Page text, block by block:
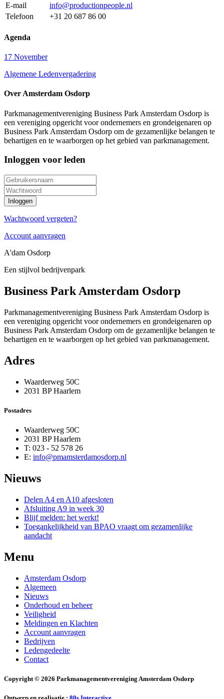
E-mail
info@productionpeople.nl
Telefoon
+31 20 687 86 00
Agenda
17 November
Algemene Ledenvergadering
Over Amsterdam Osdorp
Parkmanagementvereniging Business Park Amsterdam Osdorp is
een vereniging opgericht voor ondernemers en grondeigenaren op
Business Park Amsterdam Osdorp om de gezamenlijke belangen te
behartigen en te waarborgen op het gebied van parkmanagement.
Inloggen voor leden
Wachtwoord vergeten?
Account aanvragen
A'dam Osdorp
Een stijlvol bedrijvenpark
Business Park Amsterdam Osdorp
Parkmanagementvereniging Business Park Amsterdam Osdorp is
een vereniging opgericht voor ondernemers en grondeigenaren op
Business Park Amsterdam Osdorp om de gezamenlijke belangen te
behartigen en te waarborgen op het gebied van parkmanagement.
Adres
Waarderweg 50C
2031 BP Haarlem
Postadres
Waarderweg 50C
2031 BP Haarlem
T: 023 - 52 578 26
E: info@pmamsterdamosdorp.nl
Nieuws
Delen A4 en A10 afgesloten
Afsluiting A9 in week 30
Blijf melden: het werkt!
Toegankelijkheid van BPAO vraagt om gezamenlijke
aandacht
Menu
Amsterdam Osdorp
Algemeen
Nieuws
Onderhoud en beheer
Veiligheid
Meldingen en Klachten
Account aanvragen
Bedrijven
Ledengedeelte
Contact
Copyright © 2026 Parkmanagementvereniging Amsterdam Osdorp